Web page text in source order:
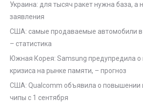
Украина: для тысяч ракет нужна база, а
заявления
США: самые продаваемые автомобили в
– статистика
Южная Корея: Samsung предупредила о
кризиса на рынке памяти, – прогноз
США: Qualcomm объявила о повышении
чипы с 1 сентября